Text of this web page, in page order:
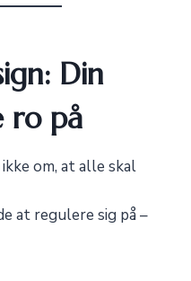
Din
ro på
om, at alle skal
at regulere sig på –